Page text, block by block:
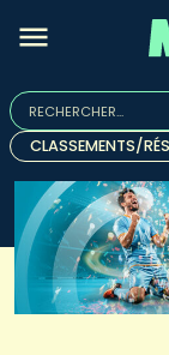
Rechercher :
Quand les
CLASSEMENTS/